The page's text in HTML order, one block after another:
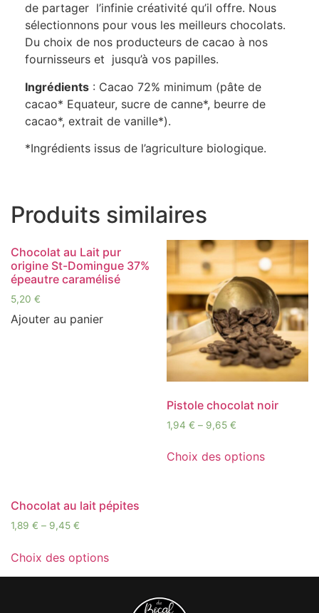
de partager l’infinie créativité qu’il offre. Nous
sélectionnons pour vous les meilleurs chocolats.
Du choix de nos producteurs de cacao à nos
fournisseurs et jusqu’à vos papilles.
Ingrédients : Cacao 72% minimum (pâte de
cacao* Equateur, sucre de canne*, beurre de
cacao*, extrait de vanille*).
*Ingrédients issus de l’agriculture biologique.
Produits similaires
Chocolat au Lait pur
origine St-Domingue 37%
épeautre caramélisé
5,20 €
Ajouter au panier
Pistole chocolat noir
1,94 € – 9,65 €
Choix des options
Chocolat au lait pépites
1,89 € – 9,45 €
Choix des options